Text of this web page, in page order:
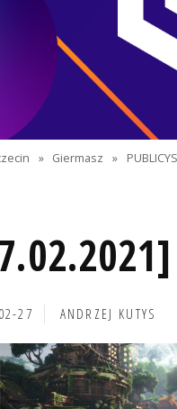
» Giermasz »
27 ANDRZEJ KUTYS